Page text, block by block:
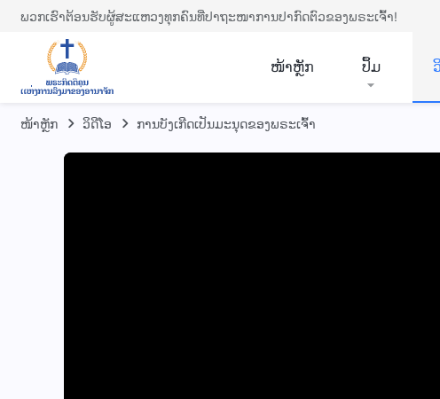
ພວກເຮົາຕ້ອນຮັບຜູ້ສະແຫວງທຸກຄົນທີ່ປາຖະໜາການປາກົດຕົວຂອງພຣະເຈົ້າ!
​ໜ້າຫຼັກ ປຶ້ມ
ໜ້າຫຼັກ ​ວິ​ດີ​ໂອ ການບັງເກີດເປັນມະນຸດຂອງພຣະເຈົ້າ